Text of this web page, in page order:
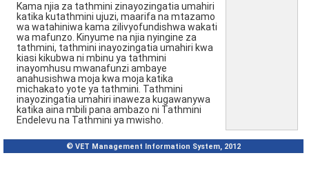
Kama njia za tathmini zinayozingatia umahiri
katika kutathmini ujuzi, maarifa na mtazamo
wa watahiniwa kama zilivyofundishwa wakati
wa mafunzo. Kinyume na njia nyingine za
tathmini, tathmini inayozingatia umahiri kwa
kiasi kikubwa ni mbinu ya tathmini
inayomhusu mwanafunzi ambaye
anahusishwa moja kwa moja katika
michakato yote ya tathmini. Tathmini
inayozingatia umahiri inaweza kugawanywa
katika aina mbili pana ambazo ni Tathmini
Endelevu na Tathmini ya mwisho.
© VET Management Information System, 2012